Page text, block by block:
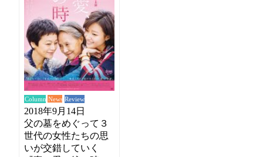
Column News Review
2018年9月14日
父の墓をめぐって３
世代の女性たちの思
いが交錯していく